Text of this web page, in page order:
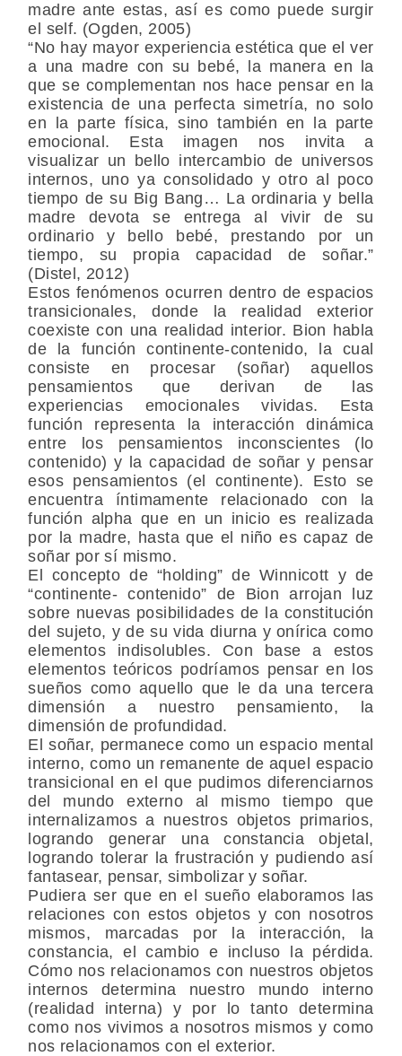
madre ante estas, así es como puede surgir
el self. (Ogden, 2005)
“No hay mayor experiencia estética que el ver
a una madre con su bebé, la manera en la
que se complementan nos hace pensar en la
existencia de una perfecta simetría, no solo
en la parte física, sino también en la parte
emocional. Esta imagen nos invita a
visualizar un bello intercambio de universos
internos, uno ya consolidado y otro al poco
tiempo de su Big Bang… La ordinaria y bella
madre devota se entrega al vivir de su
ordinario y bello bebé, prestando por un
tiempo, su propia capacidad de soñar.”
(Distel, 2012)
Estos fenómenos ocurren dentro de espacios
transicionales, donde la realidad exterior
coexiste con una realidad interior. Bion habla
de la función continente-contenido, la cual
consiste en procesar (soñar) aquellos
pensamientos que derivan de las
experiencias emocionales vividas. Esta
función representa la interacción dinámica
entre los pensamientos inconscientes (lo
contenido) y la capacidad de soñar y pensar
esos pensamientos (el continente). Esto se
encuentra íntimamente relacionado con la
función alpha que en un inicio es realizada
por la madre, hasta que el niño es capaz de
soñar por sí mismo.
El concepto de “holding” de Winnicott y de
“continente- contenido” de Bion arrojan luz
sobre nuevas posibilidades de la constitución
del sujeto, y de su vida diurna y onírica como
elementos indisolubles. Con base a estos
elementos teóricos podríamos pensar en los
sueños como aquello que le da una tercera
dimensión a nuestro pensamiento, la
dimensión de profundidad.
El soñar, permanece como un espacio mental
interno, como un remanente de aquel espacio
transicional en el que pudimos diferenciarnos
del mundo externo al mismo tiempo que
internalizamos a nuestros objetos primarios,
logrando generar una constancia objetal,
logrando tolerar la frustración y pudiendo así
fantasear, pensar, simbolizar y soñar.
Pudiera ser que en el sueño elaboramos las
relaciones con estos objetos y con nosotros
mismos, marcadas por la interacción, la
constancia, el cambio e incluso la pérdida.
Cómo nos relacionamos con nuestros objetos
internos determina nuestro mundo interno
(realidad interna) y por lo tanto determina
como nos vivimos a nosotros mismos y como
nos relacionamos con el exterior.